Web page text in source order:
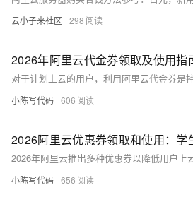
云小子来社区 298
小陈写代码 606
小陈写代码 656